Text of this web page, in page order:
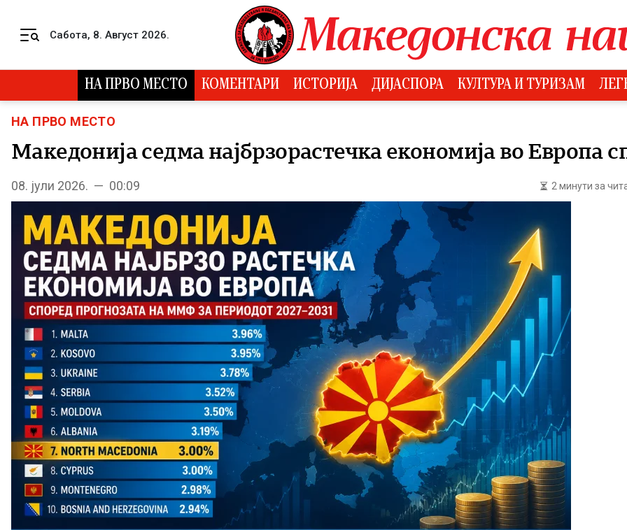
Сабота, 8. Август 2026.
НА ПРВО МЕСТО КОМЕНТАРИ ИСТОРИЈА ДИЈАСПОРА КУЛТУРА И ТУРИЗАМ
НА ПРВО МЕСТО
Македонија седма најбрзорастечка економија во
08. јули 2026. — 00:09 2 минути за